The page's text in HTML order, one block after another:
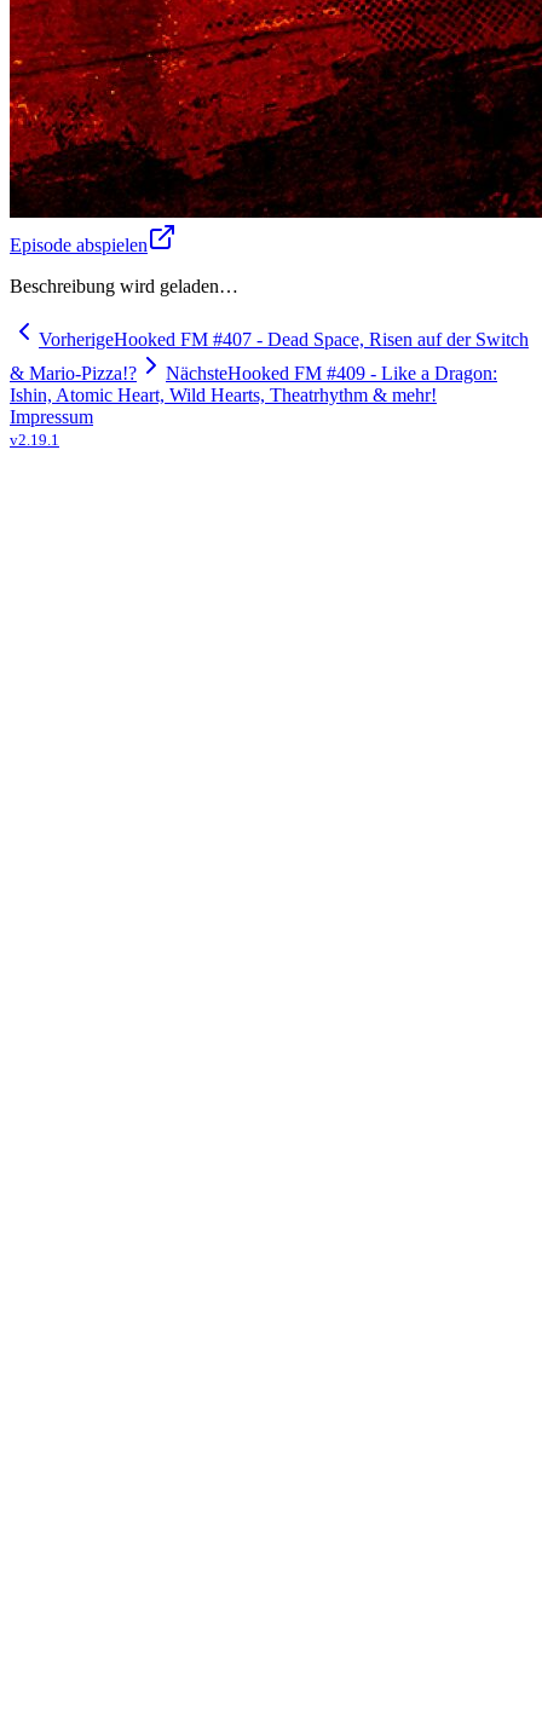
Episode abspielen
Beschreibung wird geladen…
VorherigeHooked FM #407 - Dead Space, Risen auf der Switch
& Mario-Pizza!?
NächsteHooked FM #409 - Like a Dragon:
Ishin, Atomic Heart, Wild Hearts, Theatrhythm & mehr!
Impressum
v2.19.1